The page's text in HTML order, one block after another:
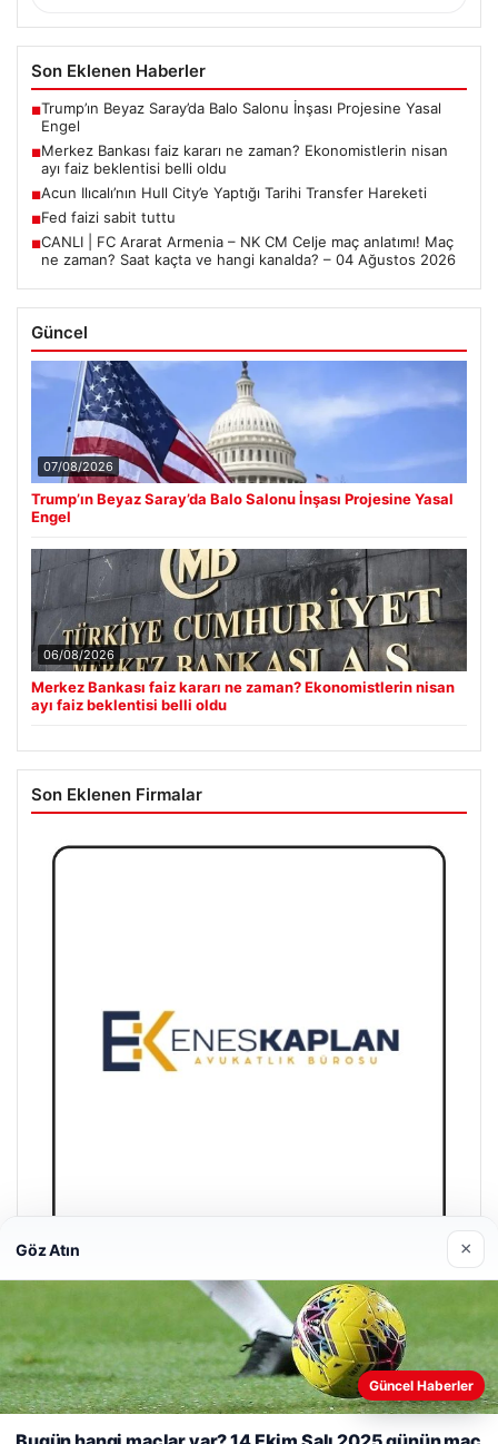
Son Eklenen Haberler
■Trump’ın Beyaz Saray’da Balo Salonu İnşası Projesine Yasal
Engel
■Merkez Bankası faiz kararı ne zaman? Ekonomistlerin nisan
ayı faiz beklentisi belli oldu
■Acun Ilıcalı’nın Hull City’e Yaptığı Tarihi Transfer Hareketi
■Fed faizi sabit tuttu
■CANLI | FC Ararat Armenia – NK CM Celje maç anlatımı! Maç
ne zaman? Saat kaçta ve hangi kanalda? – 04 Ağustos 2026
Güncel
07/08/2026
Trump’ın Beyaz Saray’da Balo Salonu İnşası Projesine Yasal
Engel
06/08/2026
Merkez Bankası faiz kararı ne zaman? Ekonomistlerin nisan
ayı faiz beklentisi belli oldu
Son Eklenen Firmalar
Enes Kaplan Avukatlık Bürosu
Web sitemizi nasıl kullandığınızı daha iyi anlayabilmek,
Göz Atın ×
Güncel Haberler